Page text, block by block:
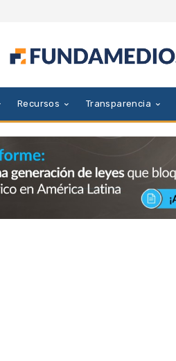
Recursos Transparencia